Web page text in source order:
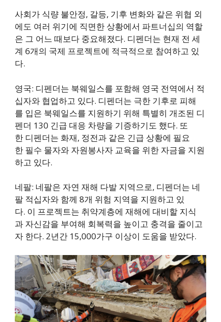
사회가 식량 불안정, 갈등, 기후 변화와 같은 위협 외
에도 여러 위기에 직면한 상황에서 파트너십의 역할
은 그 어느 때보다 중요해졌다. 디펜더는 현재 전 세
계 6개의 국제 프로젝트에 적극적으로 참여하고 있
다.
영국: 디펜더는 북웨일스를 포함해 영국 전역에서 적
십자와 협업하고 있다. 디펜더는 극한 기후로 피해
를 입은 북웨일스를 지원하기 위해 특별히 개조된 디
펜더 130 긴급 대응 차량을 기증하기도 했다. 또
한 디펜더는 화재, 정전과 같은 긴급 상황에 필요
한 필수 물자와 자원봉사자 교육을 위한 자금을 지원
하고 있다.
네팔: 네팔은 자연 재해 다발 지역으로, 디펜더는 네
팔 적십자와 함께 8개 위험 지역을 지원하고 있
다. 이 프로젝트는 취약계층에 재해에 대비할 지식
과 자신감을 부여해 회복력을 높이고 충격을 줄이고
자 한다. 2년간 15,000가구 이상이 도움을 받았다.